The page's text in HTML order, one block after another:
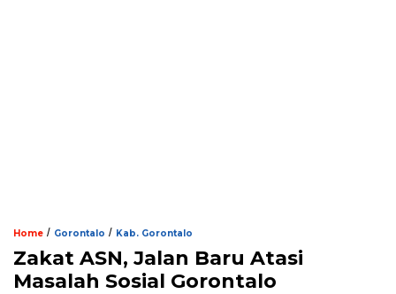
Home / Gorontalo / Kab. Gorontalo
Zakat ASN, Jalan Baru Atasi
Masalah Sosial Gorontalo